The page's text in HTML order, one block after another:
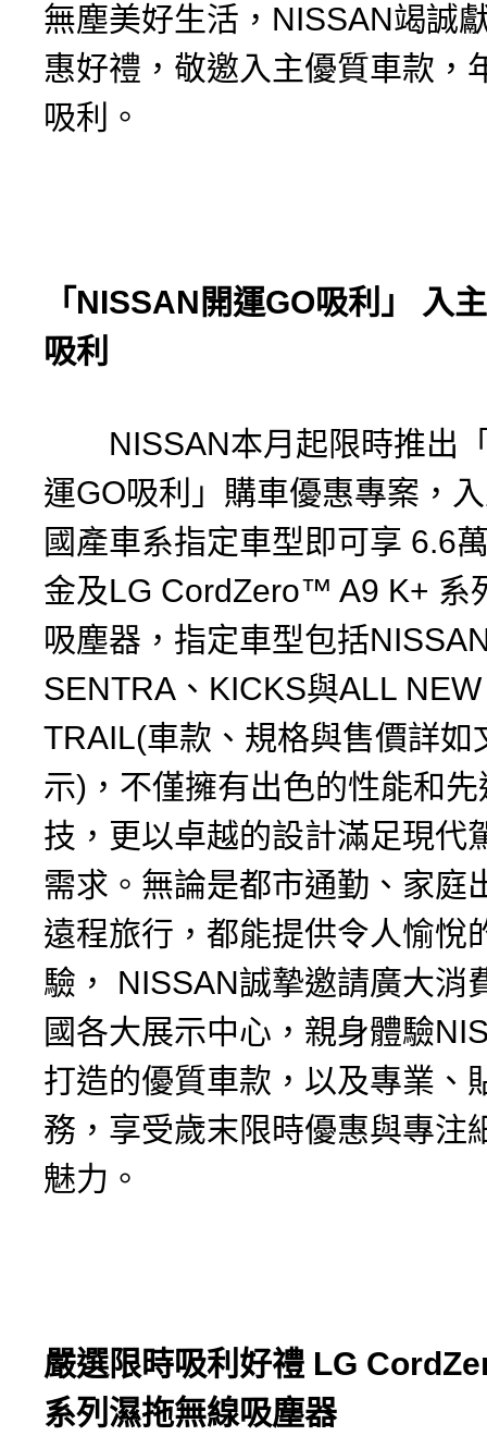
無塵美好生活，NISSAN竭誠
惠好禮，敬邀入主優質車款，
吸利。
「 NISSAN 開運GO吸利 」
入
吸利
NISSAN本月起限時推出
運GO吸利」購車優惠專案，
國產車系指定車型即可享 6.6
金及LG CordZero™ A9 K+ 系
吸塵器，指定車型包括
SENTRA、KICKS與ALL
TRAIL(車款、規格與售價詳如
示)，不僅擁有出色的性能和
技，更以卓越的設計滿足現代
需求。無論是都市通勤、家庭
遠程旅行，都能提供令人愉悅
驗， NISSAN誠摯邀請廣大消
國各大展示中心，親身體驗
打造的優質車款，以及專業、
務，享受歲末限時優惠與專注
魅力。
嚴選限時吸利好禮 LG
系列濕拖無線吸塵器